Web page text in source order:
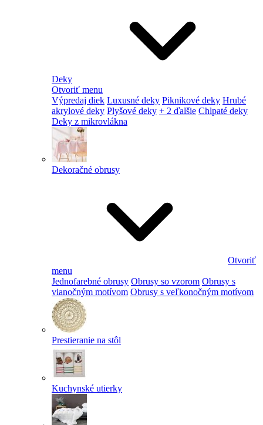
Deky
Otvoriť menu
Výpredaj diek Luxusné deky Piknikové deky Hrubé
akrylové deky Plyšové deky + 2 ďalšie Chlpaté deky
Deky z mikrovlákna
Dekoračné obrusy
Otvoriť
menu
Jednofarebné obrusy Obrusy so vzorom Obrusy s
vianočným motívom Obrusy s veľkonočným motívom
Prestieranie na stôl
Kuchynské utierky